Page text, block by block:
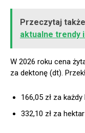
Przeczytaj
aktualne trendy
W 2026 roku cena
za dektonę (dt).
166,05 zł za
332,10 zł za